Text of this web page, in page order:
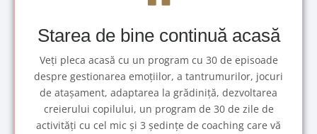
Starea de bine continuă acasă
Veți pleca acasă cu un program cu 30 de episoade
despre gestionarea emoțiilor, a tantrumurilor, jocuri
de atașament, adaptarea la grădiniță, dezvoltarea
creierului copilului, un program de 30 de zile de
activități cu cel mic și 3 ședințe de coaching care vă